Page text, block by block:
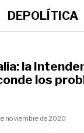
DEPOLÍTICA
la
los
noviembre de 2020